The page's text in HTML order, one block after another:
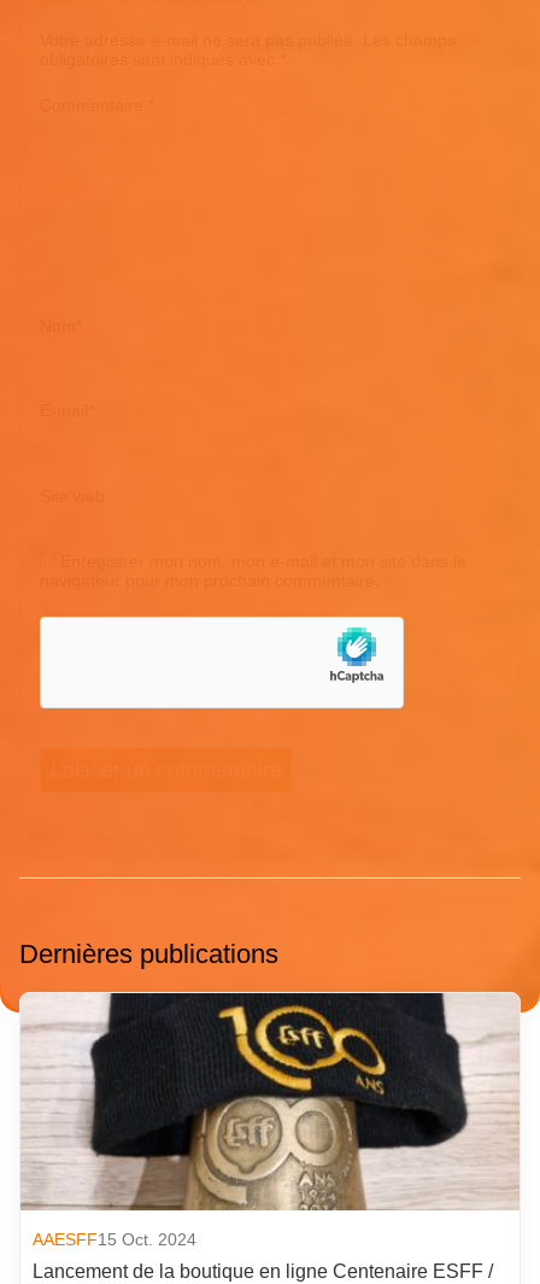
Dernières publications
AAESFF15 Oct. 2024
Lancement de la boutique en ligne Centenaire ESFF /